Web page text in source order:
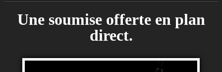
Une soumise offerte en plan
direct.